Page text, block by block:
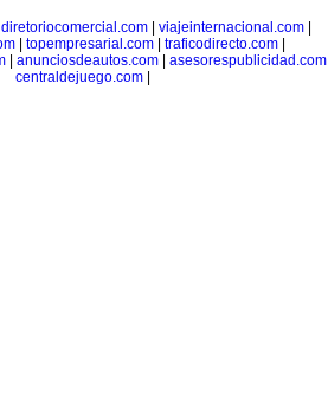
diretoriocomercial.com| viajeinternacional.com|
| topempresarial.com| traficodirecto.com|
| anunciosdeautos.com| asesorespublicidad.com|
centraldejuego.com